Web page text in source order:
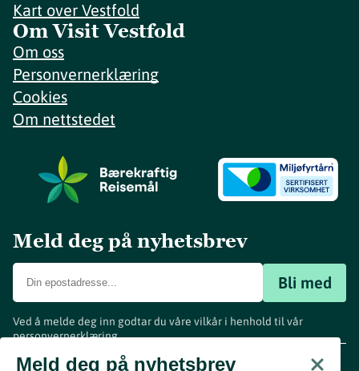
Kart over Vestfold
Om Visit Vestfold
Om oss
Personvernerklæring
Cookies
Om nettstedet
Meld deg på nyhetsbrev
Bli med
Ved å melde deg inn godtar du våre vilkår i henhold til vår
personvernerklæring.
Meld deg på nyhetsbrev
www.visitvestfold.com